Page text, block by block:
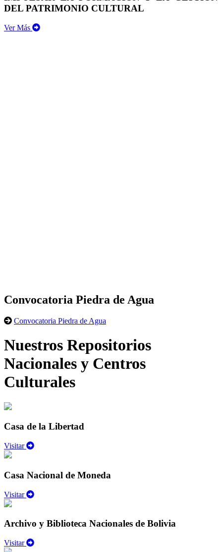
DEL PATRIMONIO CULTURAL
Ver Más
Convocatoria Piedra de Agua
Convocatoria Piedra de Agua
Nuestros Repositorios
Nacionales y Centros
Culturales
Casa de la Libertad
Visitar
Casa Nacional de Moneda
Visitar
Archivo y Biblioteca Nacionales de Bolivia
Visitar